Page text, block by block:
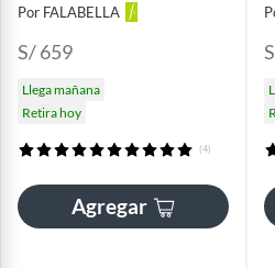
Por FALABELLA
S/ 659
Llega mañana
Retira hoy
(4)
Agregar